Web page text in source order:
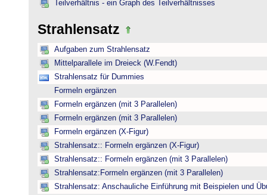
Teilverhältnis - ein Graph des Teilverhältnisses
Strahlensatz
Aufgaben zum Strahlensatz
Mittelparallele im Dreieck (W.Fendt)
Strahlensatz für Dummies
Formeln ergänzen
Formeln ergänzen (mit 3 Parallelen)
Formeln ergänzen (mit 3 Parallelen)
Formeln ergänzen (X-Figur)
Strahlensatz:: Formeln ergänzen (X-Figur)
Strahlensatz:: Formeln ergänzen (mit 3 Parallelen)
Strahlensatz:Formeln ergänzen (mit 3 Parallelen)
Strahlensatz: Anschauliche Einführung mit Beispielen und